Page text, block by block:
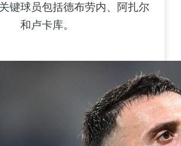
键球员包括德布劳内、阿扎尔
和卢卡库。